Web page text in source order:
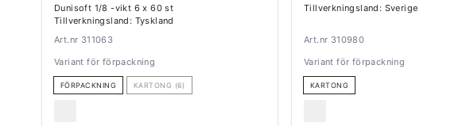
Dunisoft 1/8 -vikt 6 x 60 st
Tillverkningsland: Tyskland
Art.nr 311063
Variant för förpackning
FÖRPACKNING KARTONG (6)
Tillverkningsland: Sverige
Art.nr 310980
Variant för förpackning
KARTONG